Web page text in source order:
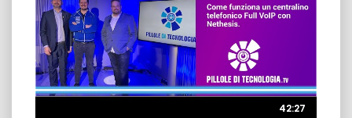
42:27
42:27